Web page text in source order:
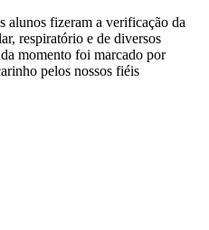
alunos fizeram a verificação da
respiratório e de diversos
momento foi marcado por
pelos nossos fiéis